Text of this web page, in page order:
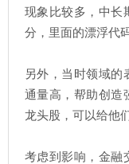
现象比较多，中长
分，里面的漂浮代
另外，当时领域的
通量高，帮助创造
龙头股，可以给他
考虑到影响，金融